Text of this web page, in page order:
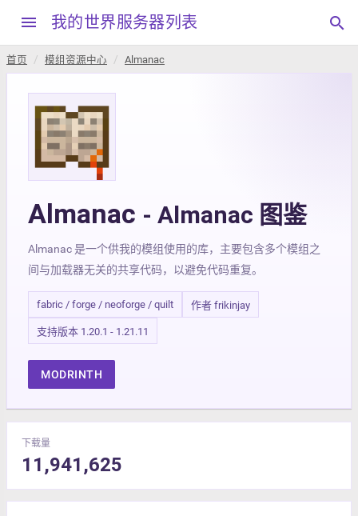
menu 我的世界服务器列表 search
首页 模组资源中心 Almanac
Almanac - Almanac 图鉴
Almanac 是一个供我的模组使用的库，主要包含多个模组之
间与加载器无关的共享代码，以避免代码重复。
fabric / forge / neoforge / quilt 作者 frikinjay
支持版本 1.20.1 - 1.21.11
MODRINTH
下载量
11,941,625